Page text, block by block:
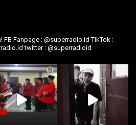
FB Fanpage : @superradio.id TikTok :
twitter : @superradioid